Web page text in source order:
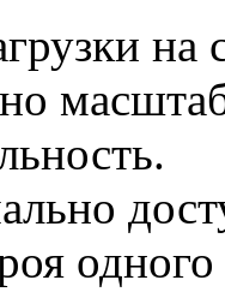
на